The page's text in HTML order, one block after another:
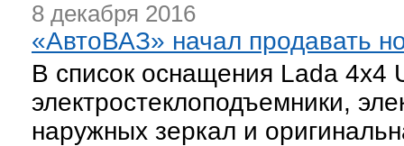
8 декабря 2016
«АвтоВАЗ» начал продавать
В список оснащения Lada 4x4
электростеклоподъемники,
наружных зеркал и